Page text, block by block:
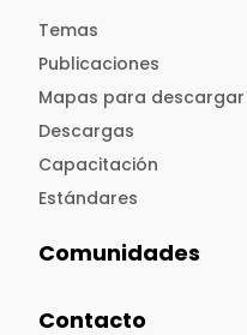
Temas
Publicaciones
Mapas para descargar
Descargas
Capacitación
Estándares
Comunidades
Contacto